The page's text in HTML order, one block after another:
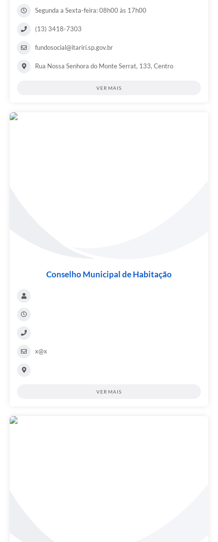
Segunda a Sexta-feira: 08h00 às 17h00
(13) 3418-7303
fundosocial@itariri.sp.gov.br
Rua Nossa Senhora do Monte Serrat, 133, Centro
VER MAIS
Conselho Municipal de Habitação
x@x
VER MAIS